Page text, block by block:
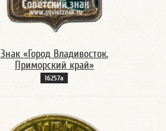
Знак «Город Владивосток.
Приморский край»
16257а